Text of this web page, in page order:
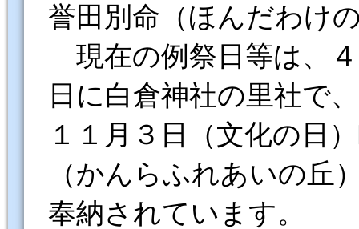
誉田別命（ほんだわけ
現在の例祭日等は、
日に白倉神社の里社で、
１１月３日（文化の日
（かんらふれあいの丘
奉納されています。